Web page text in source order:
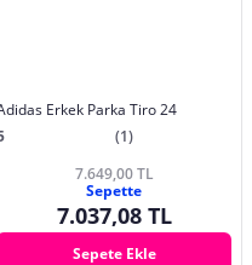
Erkek Parka Tiro 24
(1)
7.649,00 TL
Sepette
7.037,08 TL
Sepete Ekle